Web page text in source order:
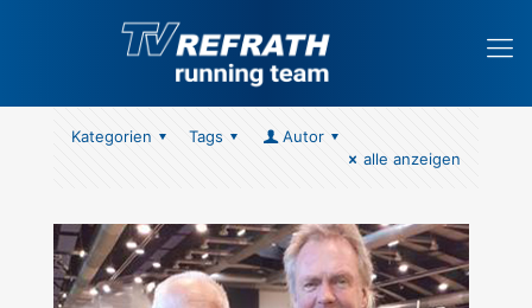
Kategorien Tags
Autor
alle anzeigen